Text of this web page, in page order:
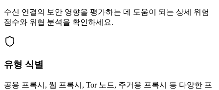
수신 연결의 보안 영향을 평가하는 데 도움이 되는 상세 위험
점수와 위협 분석을 확인하세요.
유형 식별
공용 프록시, 웹 프록시, Tor 노드, 주거용 프록시 등 다양한 프